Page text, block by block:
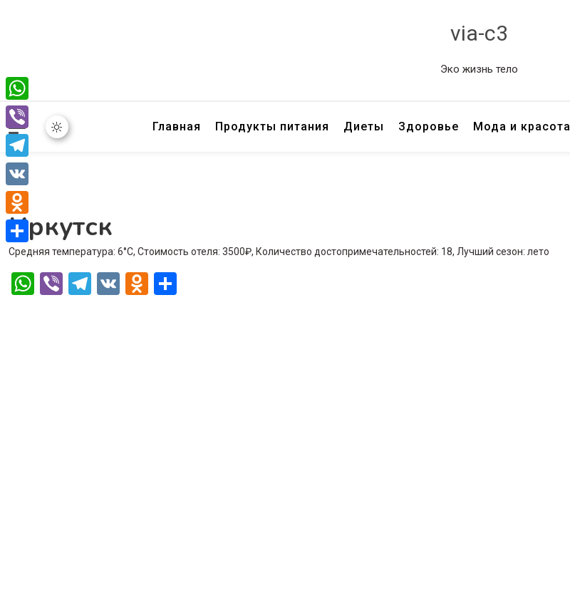
via-c3
Эко жизнь тело
Главная Продукты питания Диеты Здоровье Мода и красота
Иркутск
Средняя температура: 6°C, Стоимость отеля: 3500₽, Количество достопримечательностей: 18, Лучший сезон: лето
WhatsApp
ViberTelegram
VK Odnoklassniki
WhatsApp
Viber
Telegram
VK
Odnoklassniki
Отправить